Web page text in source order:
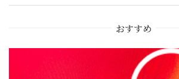
おすすめ